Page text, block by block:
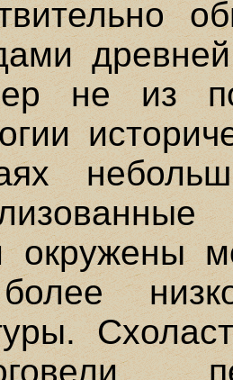
не из
окружены